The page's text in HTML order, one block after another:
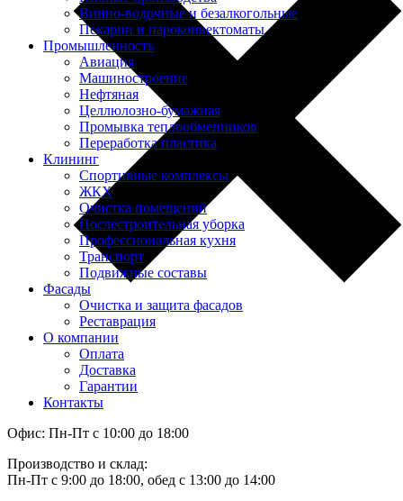
Винно-водочные и безалкогольные
Пекарни и пароконвектоматы
Промышленность
Авиация
Машиностроение
Нефтяная
Целлюлозно-бумажная
Промывка теплообменников
Переработка пластика
Клининг
Спортивные комплексы
ЖКХ
Очистка помещений
Послестроительная уборка
Профессиональная кухня
Транспорт
Подвижные составы
Фасады
Очистка и защита фасадов
Реставрация
О компании
Оплата
Доставка
Гарантии
Контакты
Офис: Пн-Пт с 10:00 до 18:00
Производство и склад:
Пн-Пт с 9:00 до 18:00, обед с 13:00 до 14:00